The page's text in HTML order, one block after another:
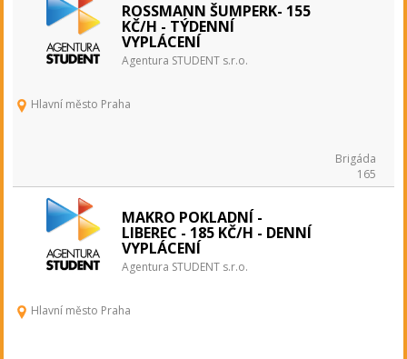
ROSSMANN ŠUMPERK- 155
KČ/H - TÝDENNÍ
VYPLÁCENÍ
Agentura STUDENT s.r.o.
Hlavní město Praha
Brigáda
165
MAKRO POKLADNÍ -
LIBEREC - 185 KČ/H - DENNÍ
VYPLÁCENÍ
Agentura STUDENT s.r.o.
Hlavní město Praha